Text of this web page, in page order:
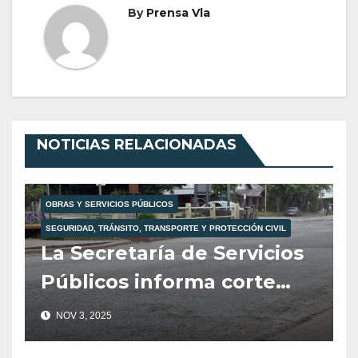
By Prensa Vla
NOTICIAS RELACIONADAS
OBRAS Y SERVICIOS PÚBLICOS
SEGURIDAD, TRÁNSITO, TRANSPORTE Y PROTECCIÓN CIVIL
La Secretaría de Servicios
Públicos informa corte
total de tránsito para
mañana martes 4 de
NOV 3, 2025